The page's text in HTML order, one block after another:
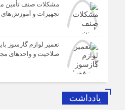
مشکلات صنف تأمین
تجهیزات و
تعمیر لوازم گازسوز
صلاحیت و واحدهای
یادداشت